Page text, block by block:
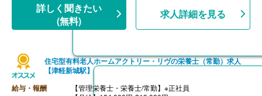
詳しく聞きたい
(無料)
求人詳細を見る
住宅型有料老人ホームアクトリー・リヴの栄養士（常勤）求人
【津軽新城駅】
給与・報酬
【管理栄養士・栄養士/常勤】※正社員